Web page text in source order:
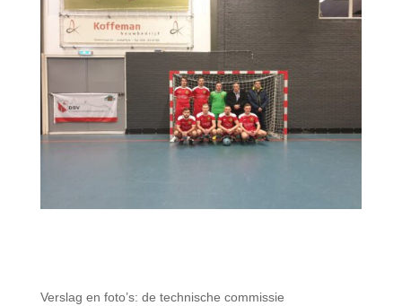
Verslag en foto’s: de technische commissie